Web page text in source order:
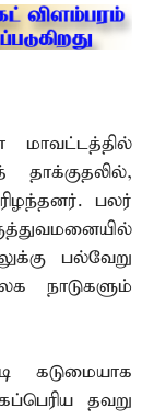
மாவட்டத்தில்
பலர்
பல்வேறு
நாடுகளும்
கடுமையாக
தவறு